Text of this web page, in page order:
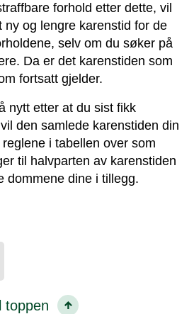
forhold etter dette, vil
ny og lengre karenstid for de
selv om du søker på
Da er det karenstiden som
fortsatt gjelder.
nytt etter at du sist fikk
den samlede karenstiden din
i tabellen over som
til halvparten av karenstiden
dommene dine i tillegg.
toppen